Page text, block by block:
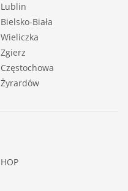
Lublin
Bielsko-Biała
Wieliczka
Zgierz
Częstochowa
Żyrardów
HOP